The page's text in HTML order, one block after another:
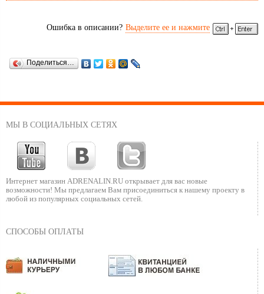
Ошибка в описании? Выделите ее и нажмите
Поделиться…
МЫ В СОЦИАЛЬНЫХ СЕТЯХ
Интернет магазин ADRENALIN.RU открывает для вас новые
возможности! Мы предлагаем Вам присоединиться к нашему проекту в
любой из популярных социальных сетей.
СПОСОБЫ ОПЛАТЫ